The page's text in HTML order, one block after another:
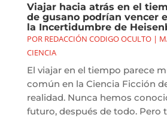
Viajar hacia atrás en el
de gusano podrían vencer
la Incertidumbre de
POR REDACCIÓN CODIGO OCULTO|
CIENCIA
El viajar en el tiempo parece
común en la Ciencia Ficción
realidad. Nunca hemos
futuro, después de todo. Pero